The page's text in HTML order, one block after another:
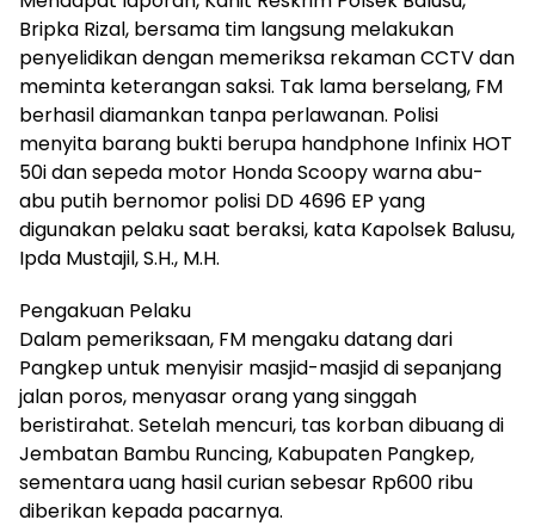
Bripka Rizal, bersama tim langsung melakukan
penyelidikan dengan memeriksa rekaman CCTV dan
meminta keterangan saksi. Tak lama berselang, FM
berhasil diamankan tanpa perlawanan. Polisi
menyita barang bukti berupa handphone Infinix HOT
50i dan sepeda motor Honda Scoopy warna abu-
abu putih bernomor polisi DD 4696 EP yang
digunakan pelaku saat beraksi, kata Kapolsek Balusu,
Ipda Mustajil, S.H., M.H.
Pengakuan Pelaku
Dalam pemeriksaan, FM mengaku datang dari
Pangkep untuk menyisir masjid-masjid di sepanjang
jalan poros, menyasar orang yang singgah
beristirahat. Setelah mencuri, tas korban dibuang di
Jembatan Bambu Runcing, Kabupaten Pangkep,
sementara uang hasil curian sebesar Rp600 ribu
diberikan kepada pacarnya.